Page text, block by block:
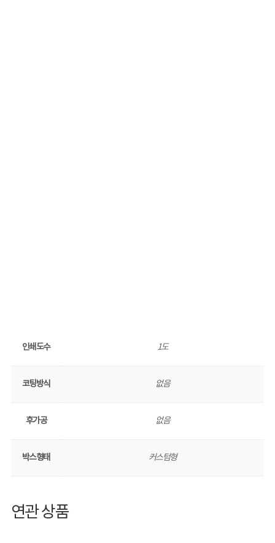
인쇄도수 1도
코팅방식 없음
후가공 없음
박스형태 커스텀형
연관 상품